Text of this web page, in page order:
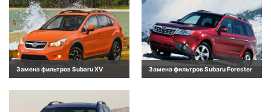
Замена фильтров Subaru XV Замена фильтров Subaru Forester